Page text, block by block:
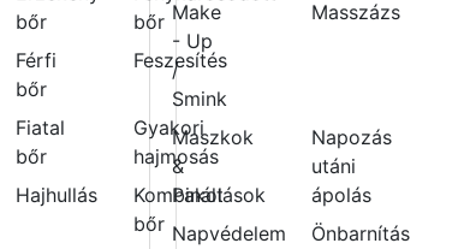
bőr
bőr
Férfi
bőr
Feszesítés
Fiatal
bőr
Gyakori
hajmosás
Hajhullás
Kombinált
bőr
Make
- Up
/
Smink
Masszázs
Maszkok
&
Pakolások
Napozás
utáni
ápolás
Napvédelem
Önbarnítás
BE!